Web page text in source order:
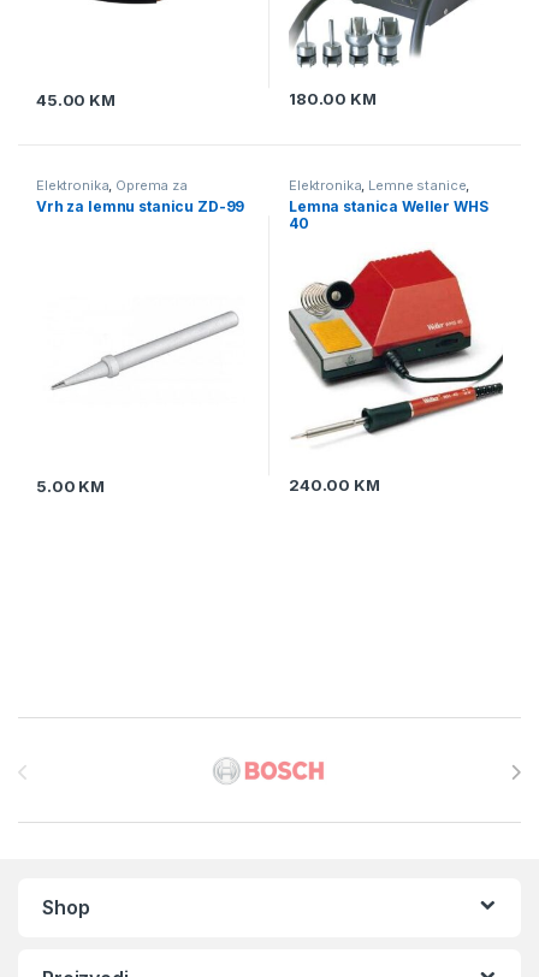
45.00 KM 180.00 KM
Elektronika Oprema za
lemljenje Vrhovi za lemne
stanice
Vrh za lemnu stanicu ZD-99
5.00 KM
Elektronika Lemne stanice
Oprema za lemljenje
Lemna stanica Weller WHS
40
240.00 KM
Shop